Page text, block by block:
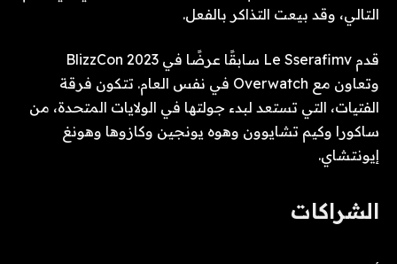
التالي، وقد بيعت التذاكر بالفعل.
قدم Le Sserafimv سابقًا عرضًا في BlizzCon 2023
وتعاون مع Overwatch في نفس العام. تتكون فرقة
الفتيات، التي تستعد لبدء جولتها في الولايات المتحدة، من
ساكورا وكيم تشايوون وهوه يونجين وكازوها وهونغ
إيونتشاي.
الشراكات